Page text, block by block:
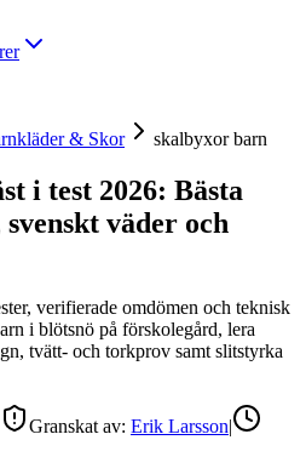
& Skor skalbyxor barn
i test 2026: Bästa
väder och
verifierade omdömen och teknisk
i blötsnö på förskolegård, lera
tvätt- och torkprov samt slitstyrka
Granskat av: Erik Larsson|